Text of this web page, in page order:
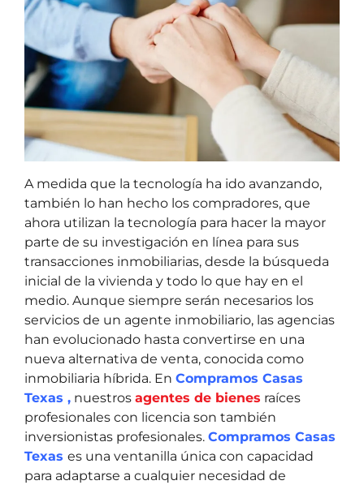
A medida que la tecnología ha ido avanzando,
también lo han hecho los compradores, que
ahora utilizan la tecnología para hacer la mayor
parte de su investigación en línea para sus
transacciones inmobiliarias, desde la búsqueda
inicial de la vivienda y todo lo que hay en el
medio. Aunque siempre serán necesarios los
servicios de un agente inmobiliario, las agencias
han evolucionado hasta convertirse en una
nueva alternativa de venta, conocida como
inmobiliaria híbrida. En Compramos Casas
Texas , nuestros agentes de bienes raíces
profesionales con licencia son también
inversionistas profesionales. Compramos Casas
Texas es una ventanilla única con capacidad
para adaptarse a cualquier necesidad de